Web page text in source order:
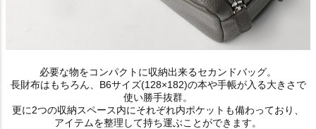
必要な物をコンパクトに収納出来るセカンドバッグ。
長財布はもちろん、B6サイズ(128×182)の本や手帳が入る大きさで
使い勝手抜群。
更に2つの収納スペース内にそれぞれ内ポケットも備わっており、
アイテムを整理して持ち運ぶことができます。